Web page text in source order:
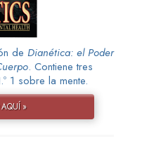
de Dianética: el Poder
. Contiene tres
1 sobre la mente.
AQUÍ »